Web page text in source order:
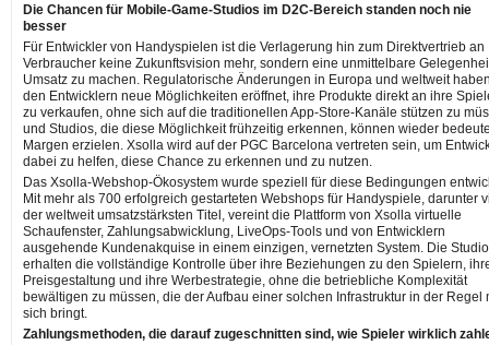
Die Chancen für Mobile-Game-Studios im D2C-Bereich standen noch nie
besser
Für Entwickler von Handyspielen ist die Verlagerung hin zum Direktvertrieb an
Verbraucher keine Zukunftsvision mehr, sondern eine unmittelbare
Umsatz zu machen. Regulatorische Änderungen in Europa und weltweit
den Entwicklern neue Möglichkeiten eröffnet, ihre Produkte direkt an ihre
zu verkaufen, ohne sich auf die traditionellen App-Store-Kanäle stützen zu
und Studios, die diese Möglichkeit frühzeitig erkennen, können wieder
Margen erzielen. Xsolla wird auf der PGC Barcelona vertreten sein, um
dabei zu helfen, diese Chance zu erkennen und zu nutzen.
Das Xsolla-Webshop-Ökosystem wurde speziell für diese Bedingungen
Mit mehr als 700 erfolgreich gestarteten Webshops für Handyspiele, darunter
der weltweit umsatzstärksten Titel, vereint die Plattform von Xsolla virtuelle
Schaufenster, Zahlungsabwicklung, LiveOps-Tools und von Entwicklern
ausgehende Kundenakquise in einem einzigen, vernetzten System. Die
erhalten die vollständige Kontrolle über ihre Beziehungen zu den Spielern,
Preisgestaltung und ihre Werbestrategie, ohne die betriebliche Komplexität
bewältigen zu müssen, die der Aufbau einer solchen Infrastruktur in der Regel
sich bringt.
Zahlungsmethoden, die darauf zugeschnitten sind, wie Spieler wirklich